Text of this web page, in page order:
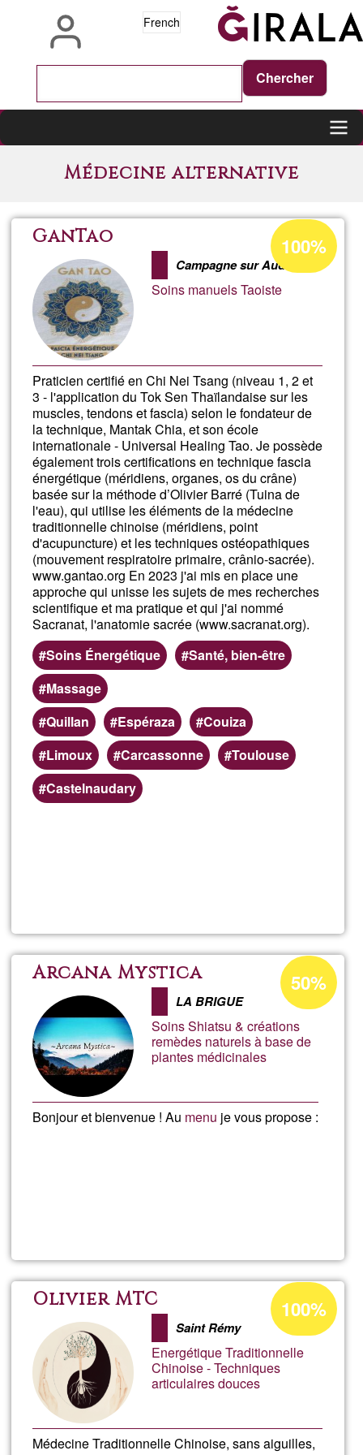
French
navigation
Médecine alternative
GanTao
Campagne sur Aude
Soins manuels Taoiste
Praticien certifié en Chi Nei Tsang (niveau 1, 2 et
3 - l'application du Tok Sen Thaïlandaise sur les
muscles, tendons et fascia) selon le fondateur de
la technique, Mantak Chia, et son école
internationale - Universal Healing Tao. Je possède
également trois certifications en technique fascia
énergétique (méridiens, organes, os du crâne)
basée sur la méthode d’Olivier Barré (Tuina de
l'eau), qui utilise les éléments de la médecine
traditionnelle chinoise (méridiens, point
d'acupuncture) et les techniques ostéopathiques
(mouvement respiratoire primaire, crânio-sacrée).
www.gantao.org En 2023 j'ai mis en place une
approche qui unisse les sujets de mes recherches
scientifique et ma pratique et qui j'ai nommé
Sacranat, l'anatomie sacrée (www.sacranat.org).
Soins Énergétique
Santé, bien-être
Massage
Quillan
Espéraza
Couiza
Limoux
Carcassonne
Toulouse
Castelnaudary
Pourcentage
d'acceptation
de
Ğ1
100%
GanTao
Arcana Mystica
LA BRIGUE
Soins Shiatsu & créations
remèdes naturels à base de
plantes médicinales
Bonjour et bienvenue ! Au menu je vous propose :
Pourcentage
d'acceptation
de
Ğ1
50%
Arcana
Mystica
Olivier MTC
Saint Rémy
Energétique Traditionnelle
Chinoise - Techniques
articulaires douces
Médecine Traditionnelle Chinoise, sans aiguilles,
Pourcentage
d'acceptation
de
Ğ1
100%